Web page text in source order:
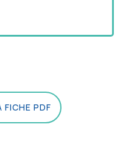
FICHE PDF